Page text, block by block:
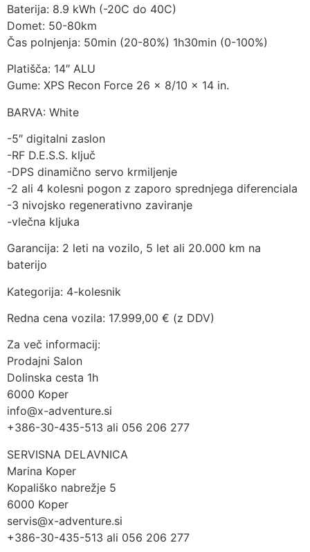
Baterija: 8.9 kWh (-20C do 40C)
Domet: 50-80km
Čas polnjenja: 50min (20-80%) 1h30min (0-100%)
Platišča: 14″ ALU
Gume: XPS Recon Force 26 x 8/10 x 14 in.
BARVA: White
-5″ digitalni zaslon
-RF D.E.S.S. ključ
-DPS dinamično servo krmiljenje
-2 ali 4 kolesni pogon z zaporo sprednjega diferenciala
-3 nivojsko regenerativno zaviranje
-vlečna kljuka
Garancija: 2 leti na vozilo, 5 let ali 20.000 km na
baterijo
Kategorija: 4-kolesnik
Redna cena vozila: 17.999,00 € (z DDV)
Za več informacij:
Prodajni Salon
Dolinska cesta 1h
6000 Koper
info@x-adventure.si
+386-30-435-513 ali 056 206 277
SERVISNA DELAVNICA
Marina Koper
Kopališko nabrežje 5
6000 Koper
servis@x-adventure.si
+386-30-435-513 ali 056 206 277